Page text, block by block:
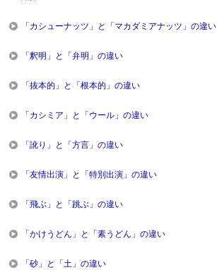
「カシューナッツ」と「マカダミアナッツ」の違い
「釈明」と「弁明」の違い
「抜本的」と「根本的」の違い
「カシミア」と「ウール」の違い
「訛り」と「方言」の違い
「友情出演」と「特別出演」の違い
「飛ぶ」と「跳ぶ」の違い
「かけうどん」と「素うどん」の違い
「砂」と「土」の違い